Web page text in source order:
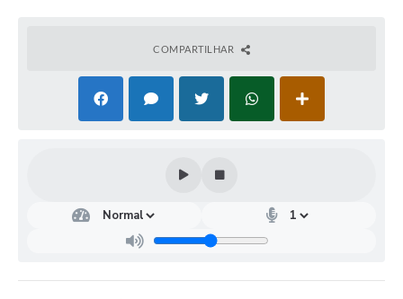
COMPARTILHAR